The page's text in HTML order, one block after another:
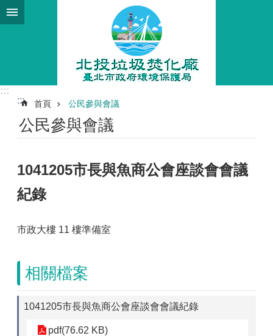
跳到主要內容區塊
:::
:::
首頁 公民參與會議
公民參與會議
1041205市長與魚商公會座談會會議
紀錄
市政大樓 11 樓準備室
相關檔案
1041205市長與魚商公會座談會會議紀錄
pdf(76.62 KB)